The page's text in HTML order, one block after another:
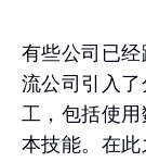
有些公司已
流公司引入
工，包括使
本技能。在